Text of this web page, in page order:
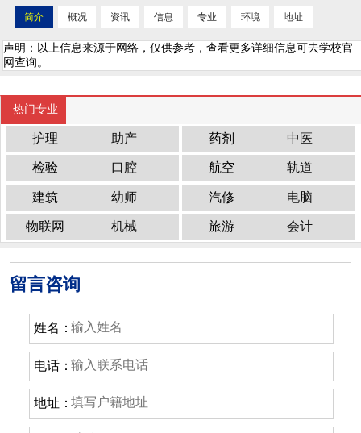
简介 概况 资讯 信息 专业 环境 地址
声明：以上信息来源于网络，仅供参考，查看更多详细信息可去学校官
网查询。
热门专业
护理 助产 药剂 中医
检验 口腔 航空 轨道
建筑 幼师 汽修 电脑
物联网 机械 旅游 会计
留言咨询
姓名：
电话：
地址：